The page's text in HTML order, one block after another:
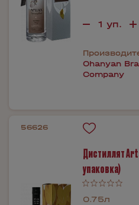
Ohanyan
Company
56626
Дистиллят
упаковка)
0.75л